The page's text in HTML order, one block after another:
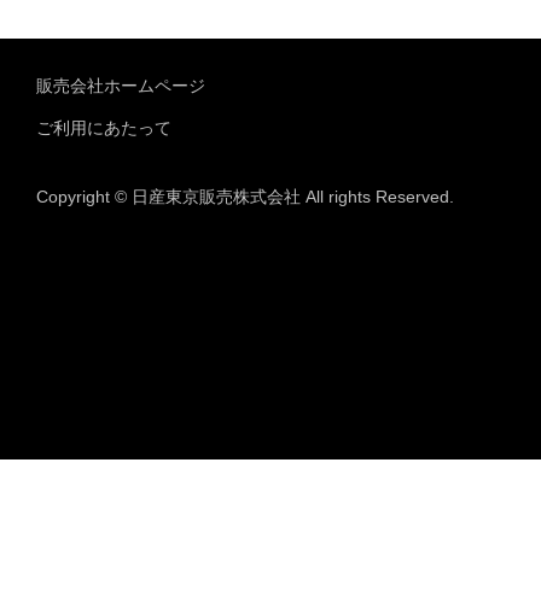
販売会社ホームページ
ご利用にあたって
Copyright © 日産東京販売株式会社 All rights Reserved.